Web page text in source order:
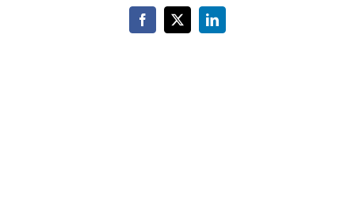
Facebook
X LinkedIn